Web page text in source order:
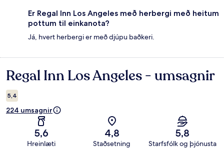
Er Regal Inn Los Angeles með herbergi með heitum
pottum til einkanota?
Já, hvert herbergi er með djúpu baðkeri.
Umsagnir
Regal Inn Los Angeles - umsagnir
5,4
224 umsagnir
5,6
Hreinlæti
4,8
Staðsetning
5,8
Starfsfólk og þjónusta